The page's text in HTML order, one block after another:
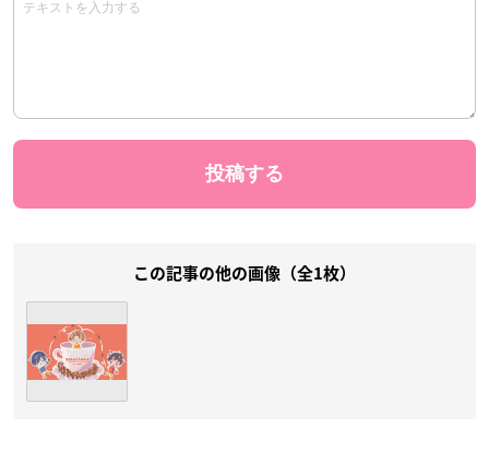
この記事の他の画像（全1枚）